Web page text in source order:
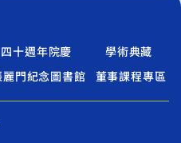
四十週年院慶
學術典藏
麗門紀念圖書館
董事課程專區